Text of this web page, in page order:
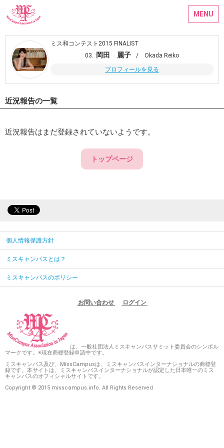
MENU
ミス和コンテスト2015 FINALIST
03. 岡田 麗子
/ Okada Reiko
プロフィールを見る
近況報告の一覧
近況報告はまだ登録されていないようです。
トップページ
個人情報保護方針
ミスキャンパスとは？
ミスキャンパスのポリシー
お問い合わせ ログイン
は、一般社団法人ミスキャンパスサミット委員会のシンボル
マークです。※現在商標登録申請中です。
ミスキャンパス及び、MissCampusは、ミスキャンパスインターナショナルの商標登
録です。本サイトは、ミスキャンパスインターナショナルが認定した日本唯一のミス
キャンパスのオフィシャルサイトです。
Copyright © 2015 misscampus.info. All Rights Reserved